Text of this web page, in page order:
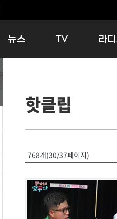
뉴스
보은
옥천
TV
인생내컷
테마기행 길
시청자 FLEX
특집프로그램
종영프로그램
라
핫클립
768개(30/37페이지)